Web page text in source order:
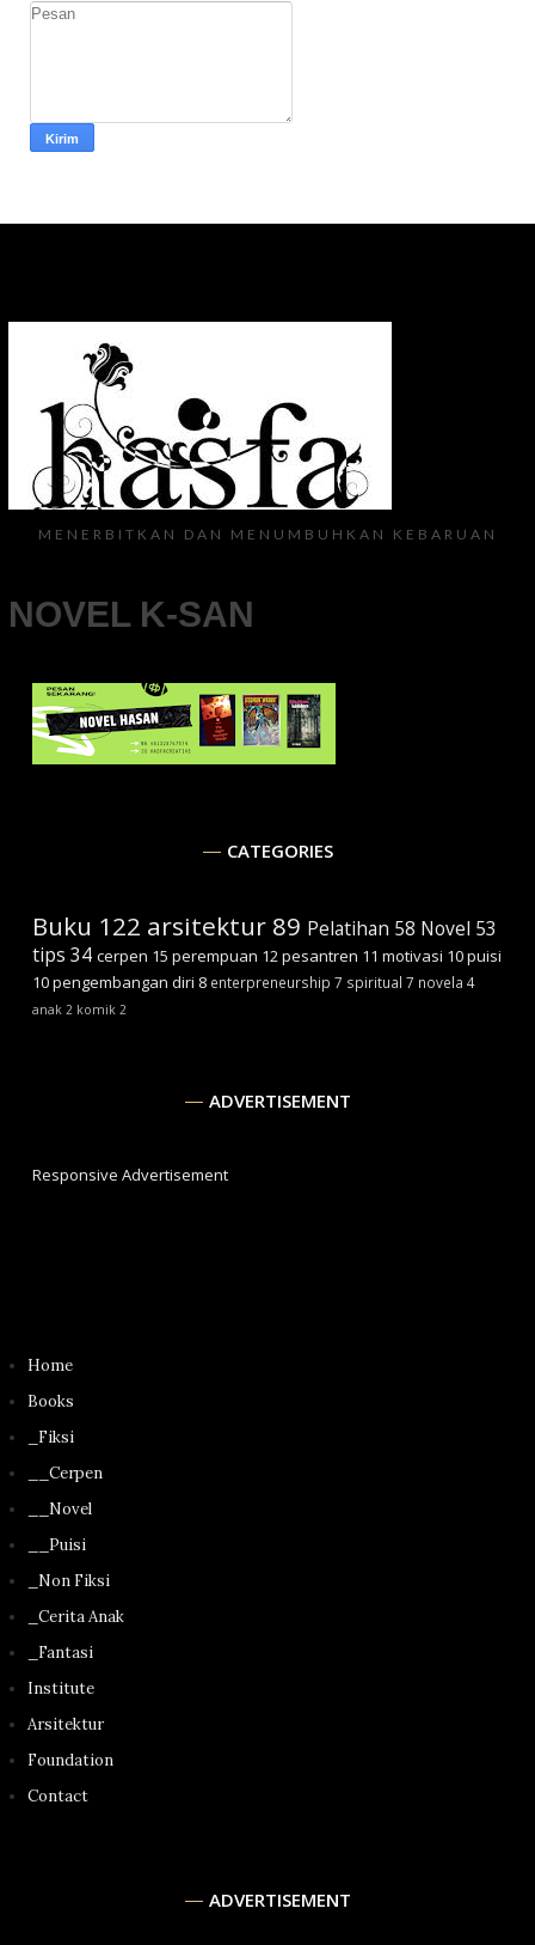
MENERBITKAN DAN MENUMBUHKAN KEBARUAN
NOVEL K-SAN
CATEGORIES
Buku 122 arsitektur 89 Pelatihan 58 Novel 53
tips 34 cerpen 15 perempuan 12pesantren 11 motivasi 10puisi
10pengembangan diri 8 enterpreneurship 7 spiritual 7 novela 4
anak 2 komik 2
ADVERTISEMENT
Responsive Advertisement
Home
Books
_Fiksi
__Cerpen
__Novel
__Puisi
_Non Fiksi
_Cerita Anak
_Fantasi
Institute
Arsitektur
Foundation
Contact
ADVERTISEMENT